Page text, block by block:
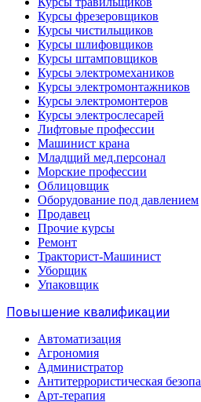
Курсы фрезеровщиков
Курсы чистильщиков
Курсы шлифовщиков
Курсы штамповщиков
Курсы электромехаников
Курсы электромонтажников
Курсы электромонтеров
Курсы электрослесарей
Лифтовые профессии
Машинист крана
Младщий мед.персонал
Морские профессии
Облицовщик
Оборудование под давлением
Продавец
Прочие курсы
Ремонт
Тракторист-Машинист
Уборщик
Упаковщик
Повышение квалификации
Автоматизация
Агрономия
Администратор
Антитеррористическая
Арт-терапия